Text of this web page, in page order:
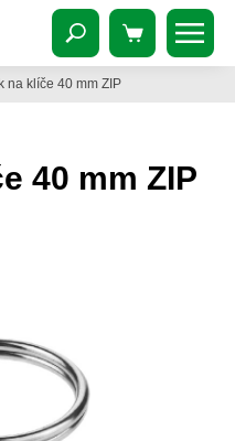
na klíče 40 mm ZIP
40 mm ZIP